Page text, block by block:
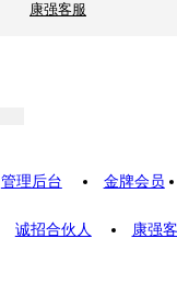
康强客服
管理后台 金牌会员
诚招合伙人 康强